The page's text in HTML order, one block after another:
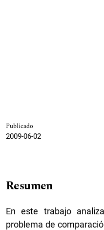
Publicado
2009-06-02
Resumen
En este trabajo
problema de